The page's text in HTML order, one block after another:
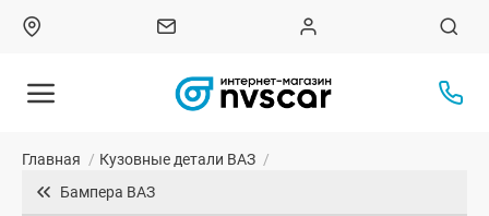
Главная / Кузовные детали ВАЗ /
Бампера ВАЗ